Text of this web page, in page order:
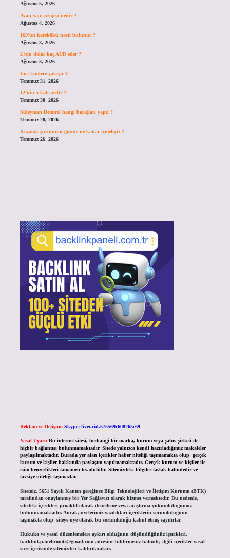
Ağustos 5, 2026
Avan yapı projesi nedir ?
Ağustos 4, 2026
169’un karekökü nasıl bulunur ?
Ağustos 3, 2026
2 bin dolar kaç AUD eder ?
Ağustos 3, 2026
İnci kimlere yakışır ?
Temmuz 31, 2026
12’nin 5 katı nedir ?
Temmuz 30, 2026
Süleyman Demirel hangi barajları yaptı ?
Temmuz 28, 2026
Kozalak şurubunu günde ne kadar içmeliyiz ?
Temmuz 26, 2026
Reklam ve İletişim: Skype: live:.cid.575569c608265c69
Yasal Uyarı: Bu internet sitesi, herhangi bir marka, kurum veya şahıs şirketi ile
hiçbir bağlantısı bulunmamaktadır. Sitede yalnızca kendi hazırladığımız makaleler
paylaşılmaktadır. Burada yer alan içerikler haber niteliği taşımamakta olup, gerçek
kurum ve kişiler hakkında paylaşım yapılmamaktadır. Gerçek kurum ve kişiler ile
isim benzerlikleri tamamen tesadüfidir. Sitemizdeki bilgiler taslak halindedir ve
tavsiye niteliği taşımazlar.
Sitemiz, 5651 Sayılı Kanun gereğince Bilgi Teknolojileri ve İletişim Kurumu (BTK)
tarafından onaylanmış bir Yer Sağlayıcı olarak hizmet vermektedir. Bu nedenle,
sitedeki içerikleri proaktif olarak denetleme veya araştırma yükümlülüğümüz
bulunmamaktadır. Ancak, üyelerimiz yazdıkları içeriklerin sorumluluğunu
taşımakta olup, siteye üye olarak bu sorumluluğu kabul etmiş sayılırlar.
Hukuka ve yasal düzenlemelere aykırı olduğunu düşündüğünüz içerikleri,
backlinkpanelicomtr@gmail.comadresine bildirmeniz halinde, ilgili içerikler yasal
süre içerisinde sitemizden kaldırılacaktır.